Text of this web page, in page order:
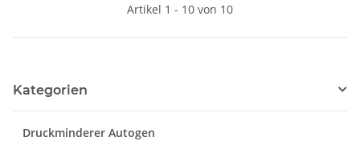
Artikel 1 - 10 von 10
Kategorien
Druckminderer Autogen